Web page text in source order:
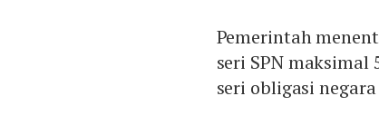
Pemerintah
seri SPN
seri obligasi